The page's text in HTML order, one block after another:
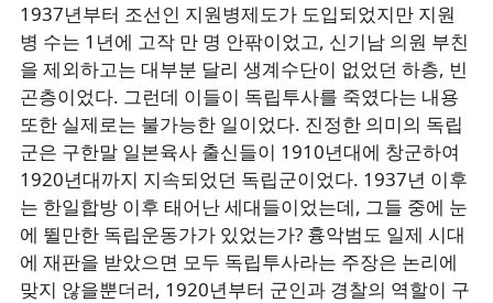
1937년부터 조선인 지원병제도가 도입되었지만 지원
병 수는 1년에 고작 만 명 안팎이었고, 신기남 의원 부친
을 제외하고는 대부분 달리 생계수단이 없었던 하층, 빈
곤층이었다. 그런데 이들이 독립투사를 죽였다는 내용
또한 실제로는 불가능한 일이었다. 진정한 의미의 독립
군은 구한말 일본육사 출신들이 1910년대에 창군하여
1920년대까지 지속되었던 독립군이었다. 1937년 이후
는 한일합방 이후 태어난 세대들이었는데, 그들 중에 눈
에 뛸만한 독립운동가가 있었는가? 흉악범도 일제 시대
에 재판을 받았으면 모두 독립투사라는 주장은 논리에
맞지 않을뿐더러, 1920년부터 군인과 경찰의 역할이 구